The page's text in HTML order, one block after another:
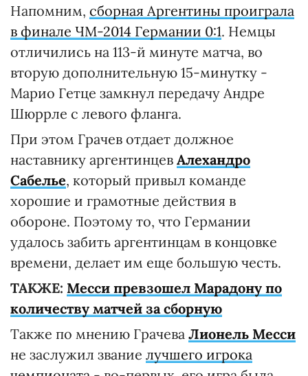
Напомним, сборная Аргентины проиграла
в финале ЧМ-2014 Германии 0:1. Немцы
отличились на 113-й минуте матча, во
вторую дополнительную 15-минутку -
Марио Гетце замкнул передачу Андре
Шюррле с левого фланга.
При этом Грачев отдает должное
наставнику аргентинцев Алехандро
Сабелье, который привыл команде
хорошие и грамотные действия в
обороне. Поэтому то, что Германии
удалось забить аргентинцам в концовке
времени, делает им еще большую честь.
ТАКЖЕ: Месси превзошел Марадону по
количеству матчей за сборную
Также по мнению Грачева Лионель Месси
не заслужил звание лучшего игрока